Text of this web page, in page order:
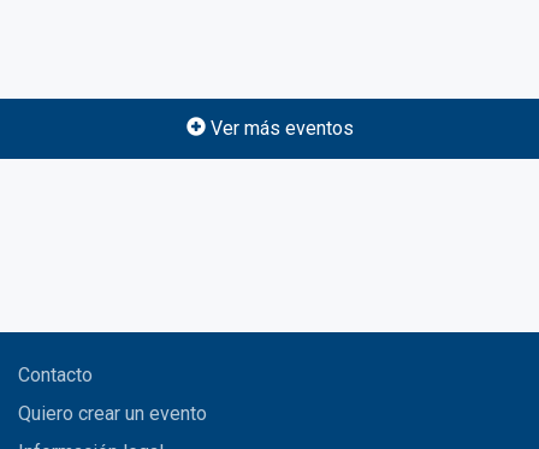
Ver más eventos
Contacto
Quiero crear un evento